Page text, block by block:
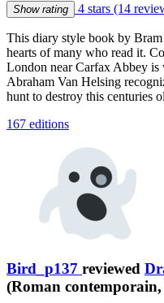
Show rating 4 stars (14
This diary style book by
hearts of many who read it.
London near Carfax Abbey is
Abraham Van Helsing
hunt to destroy this centuries
167 editions
Bird_p137 reviewed
(Roman contemporain,